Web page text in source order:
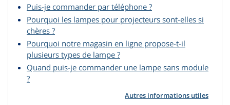
Puis-je commander par téléphone ?
Pourquoi les lampes pour projecteurs sont-elles si
chères ?
Pourquoi notre magasin en ligne propose-t-il
plusieurs types de lampe ?
Quand puis-je commander une lampe sans module
?
Autres informations utiles